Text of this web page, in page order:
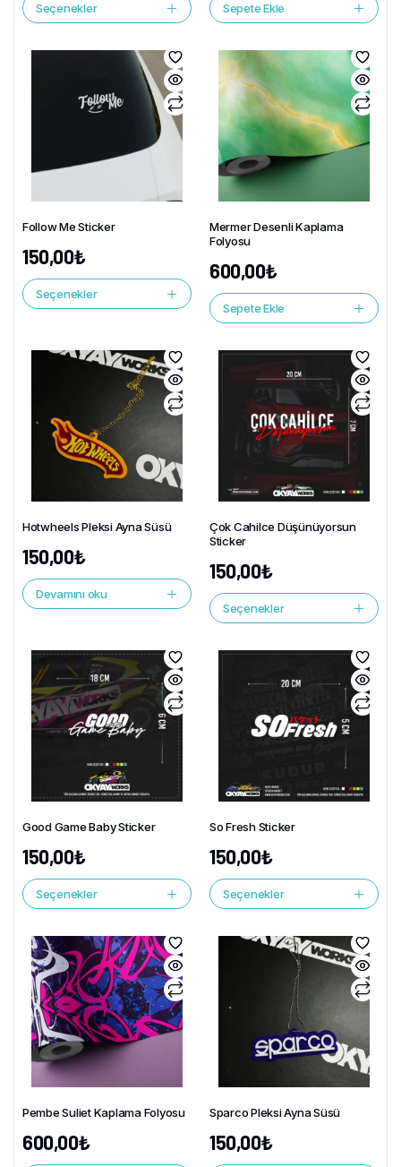
Seçenekler Sepete Ekle
Follow Me Sticker
150,00₺
Seçenekler
Mermer Desenli Kaplama
Folyosu
600,00₺
Sepete Ekle
Hotwheels Pleksi Ayna Süsü
150,00₺
Devamını oku
Çok Cahilce Düşünüyorsun
Sticker
150,00₺
Seçenekler
Good Game Baby Sticker
150,00₺
Seçenekler
So Fresh Sticker
150,00₺
Seçenekler
Pembe Suliet Kaplama Folyosu
600,00₺
Sparco Pleksi Ayna Süsü
150,00₺